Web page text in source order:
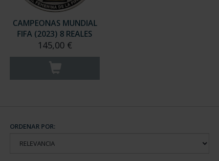
CAMPEONAS MUNDIAL
FIFA (2023) 8 REALES
145,00 €
ORDENAR POR: